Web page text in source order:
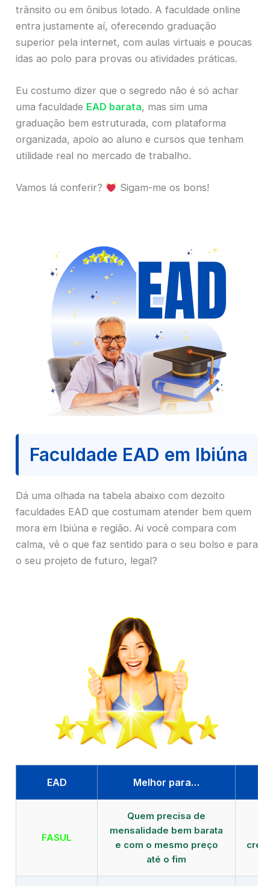
trânsito ou em ônibus lotado. A faculdade online
entra justamente aí, oferecendo graduação
superior pela internet, com aulas virtuais e poucas
idas ao polo para provas ou atividades práticas.
Eu costumo dizer que o segredo não é só achar
uma faculdade EAD barata, mas sim uma
graduação bem estruturada, com plataforma
organizada, apoio ao aluno e cursos que tenham
utilidade real no mercado de trabalho.
Vamos lá conferir? Sigam-me os bons!
Faculdade EAD em Ibiúna
Dá uma olhada na tabela abaixo com dezoito
faculdades EAD que costumam atender bem quem
mora em Ibiúna e região. Ai você compara com
calma, vê o que faz sentido para o seu bolso e para
o seu projeto de futuro, legal?
EAD Melhor para…
FASUL
Quem precisa de
mensalidade bem barata
e com o mesmo preço
até o fim